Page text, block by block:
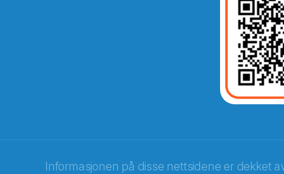
Informasjonen på disse nettsidene er dekket